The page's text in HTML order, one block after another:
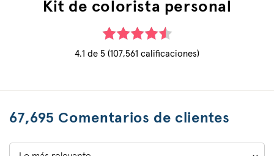
Kit de colorista personal
4.1 de 5 (107,561 calificaciones)
67,695 Comentarios de clientes
Sort
by: